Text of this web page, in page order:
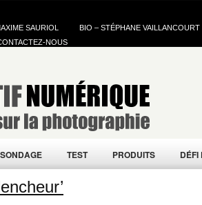
SAURIOL
BIO – STÉPHANE VAILLANCOURT
NOUS
SONDAGE TEST PRODUITS DÉFI